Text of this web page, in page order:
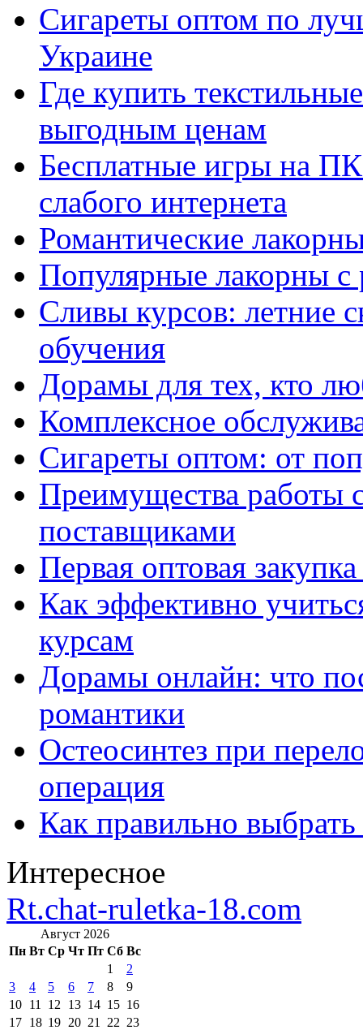
Сигареты оптом по
Украине
Где купить
выгодным ценам
Бесплатные игры на
слабого интернета
Романтические
Популярные лакорны с
Сливы курсов: летние
обучения
Дорамы для тех, кто
Комплексное
Сигареты оптом: от
Преимущества работы
поставщиками
Первая оптовая
Как эффективно
курсам
Дорамы онлайн: что
романтики
Остеосинтез при
операция
Как правильно
Интересное
Rt.chat-ruletka-18.com
Август 2026
Пн Вт Ср Чт Пт Сб Вс
1
2
3
4 5 6 7 8
9
10 11 12 13 14 15 16
17 18 19 20 21 22 23